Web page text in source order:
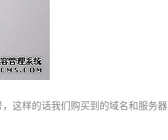
这样的话我们购买到的域名和服务器